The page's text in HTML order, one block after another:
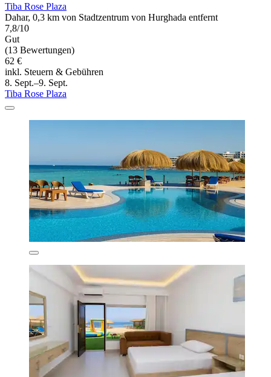
Tiba Rose Plaza
Dahar, 0,3 km von Stadtzentrum von Hurghada entfernt
7,8/10
Gut
(13 Bewertungen)
62 €
inkl. Steuern & Gebühren
8. Sept.–9. Sept.
Tiba Rose Plaza